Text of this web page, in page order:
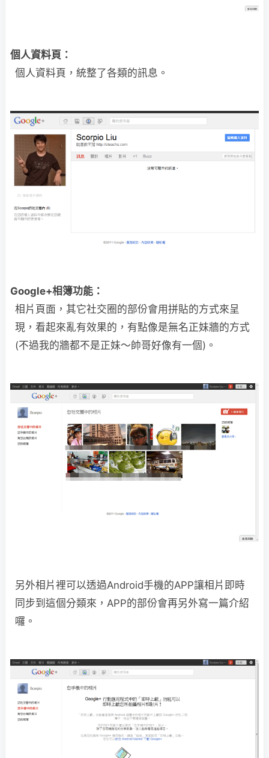
個人資料頁：
個人資料頁，統整了各類的訊息。
Google+相簿功能：
相片頁面，其它社交圈的部份會用拼貼的方式來呈
現，看起來亂有效果的，有點像是無名正妹牆的方式
(不過我的牆都不是正妹～帥哥好像有一個)。
另外相片裡可以透過Android手機的APP讓相片即時
同步到這個分類來，APP的部份會再另外寫一篇介紹
囉。